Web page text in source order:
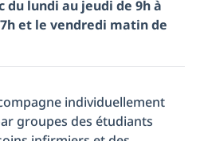
du lundi au jeudi de 9h à
et le vendredi matin de
individuellement
groupes des étudiants